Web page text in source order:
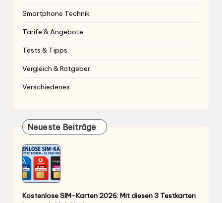
Smartphone Technik
Tarife & Angebote
Tests & Tipps
Vergleich & Ratgeber
Verschiedenes
Neueste Beiträge
Kostenlose SIM-Karten 2026: Mit diesen 3 Testkarten